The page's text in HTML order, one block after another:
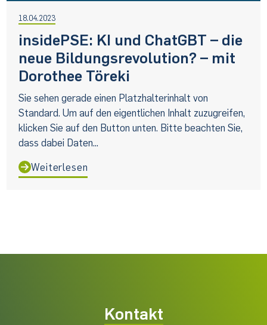
18.04.2023
insidePSE: KI und ChatGBT – die
neue Bildungsrevolution? – mit
Dorothee Töreki
Sie sehen gerade einen Platzhalterinhalt von
Standard. Um auf den eigentlichen Inhalt zuzugreifen,
klicken Sie auf den Button unten. Bitte beachten Sie,
dass dabei Daten...
Weiterlesen
Kontakt